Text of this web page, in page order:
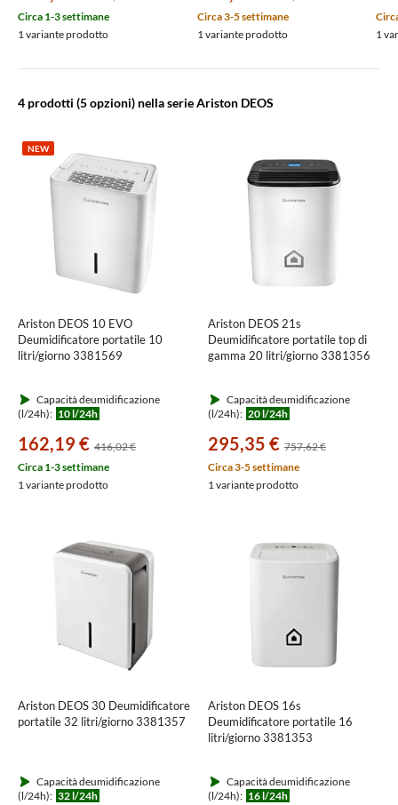
Circa 1-3 settimane
1 variante prodotto
Circa 3-5 settimane
1 variante prodotto
1
4 prodotti (5 opzioni) nella serie Ariston DEOS
NEW
Ariston DEOS 10 EVO
Deumidificatore portatile 10
litri/giorno 3381569
Capacità deumidificazione
(l/24h): 10 l/24h
162,19 € 416,02 €
Circa 1-3 settimane
1 variante prodotto
Ariston DEOS 21s
Deumidificatore portatile top di
gamma 20 litri/giorno 3381356
Capacità deumidificazione
(l/24h): 20 l/24h
295,35 € 757,62 €
Circa 3-5 settimane
1 variante prodotto
Ariston DEOS 30 Deumidificatore
portatile 32 litri/giorno 3381357
Capacità deumidificazione
(l/24h): 32 l/24h
Ariston DEOS 16s
Deumidificatore portatile 16
litri/giorno 3381353
Capacità deumidificazione
(l/24h): 16 l/24h